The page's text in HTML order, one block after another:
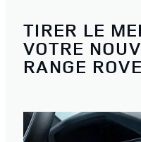
TIRER LE
VOTRE
RANGE